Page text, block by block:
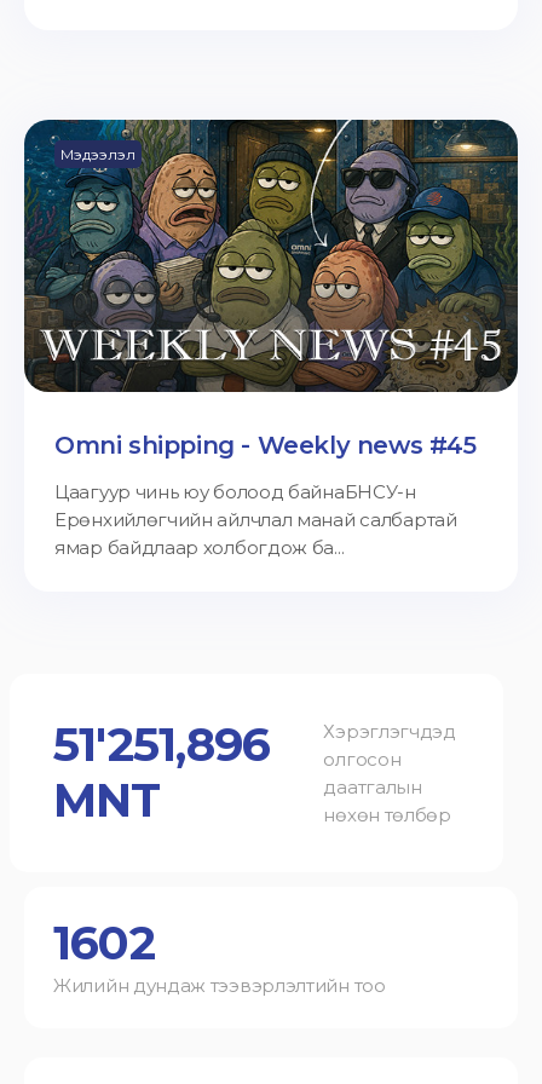
Мэдээлэл
Omni shipping - Weekly news #45
Цаагуур чинь юу болоод байнаБНСУ-н
Ерөнхийлөгчийн айлчлал манай салбартай
ямар байдлаар холбогдож ба...
51'251,896
MNT
Хэрэглэгчдэд
олгосон
даатгалын
нөхөн төлбөр
1602
Жилийн дундаж тээвэрлэлтийн тоо